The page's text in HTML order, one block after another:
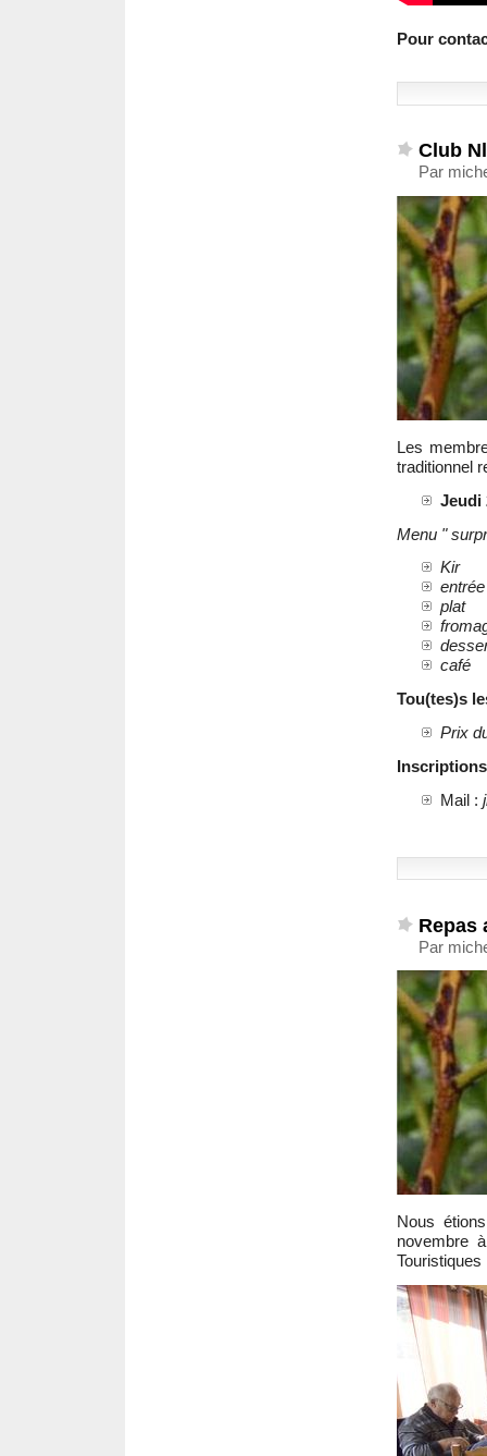
Pour
Club
Par
Les
traditionnel
Jeudi
Menu "
Kir
entrée
plat
café
Tou(tes)s
Prix
Mail :
Repas
Par
Nous
novembre
Touristiques